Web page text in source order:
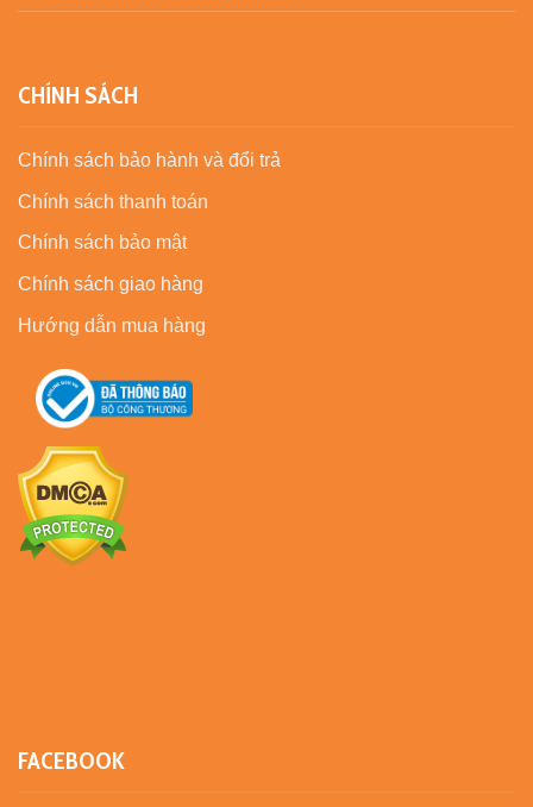
CHÍNH SÁCH
Chính sách bảo hành và đổi trả
Chính sách thanh toán
Chính sách bảo mật
Chính sách giao hàng
Hướng dẫn mua hàng
FACEBOOK